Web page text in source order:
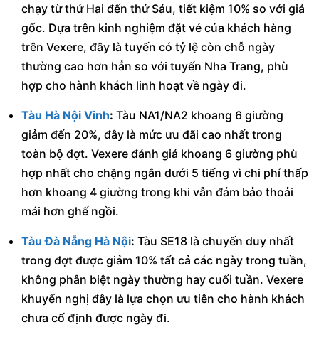
chạy từ thứ Hai đến thứ Sáu, tiết kiệm 10% so với giá
gốc. Dựa trên kinh nghiệm đặt vé của khách hàng
trên Vexere, đây là tuyến có tỷ lệ còn chỗ ngày
thường cao hơn hẳn so với tuyến Nha Trang, phù
hợp cho hành khách linh hoạt về ngày đi.
Tàu Hà Nội Vinh: Tàu NA1/NA2 khoang 6 giường
giảm đến 20%, đây là mức ưu đãi cao nhất trong
toàn bộ đợt. Vexere đánh giá khoang 6 giường phù
hợp nhất cho chặng ngắn dưới 5 tiếng vì chi phí thấp
hơn khoang 4 giường trong khi vẫn đảm bảo thoải
mái hơn ghế ngồi.
Tàu Đà Nẵng Hà Nội: Tàu SE18 là chuyến duy nhất
trong đợt được giảm 10% tất cả các ngày trong tuần,
không phân biệt ngày thường hay cuối tuần. Vexere
khuyến nghị đây là lựa chọn ưu tiên cho hành khách
chưa cố định được ngày đi.